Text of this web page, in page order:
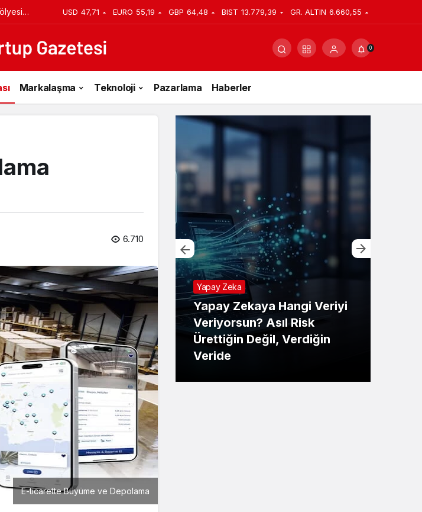
USD 47,71 EURO 55,19 GBP 64,48 BIST 13.779,39 GR. ALTIN 6.660,55
0
Markalaşma Teknoloji Pazarlama Haberler
6.710
E-ticarette Büyüme ve Depolama
Ferhat Sağlam Tek
Tv’de Marka
Programına Konuk
Yapay Zeka
Yapay Zekaya Hangi Veriyi
Veriyorsun? Asıl Risk
Ürettiğin Değil, Verdiğin
Veride